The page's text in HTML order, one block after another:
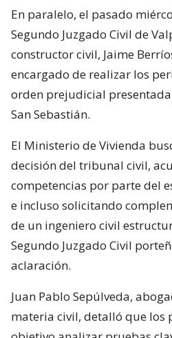
En paralelo, el pasado
Segundo Juzgado Civil de
constructor civil, Jaime
encargado de realizar los
orden prejudicial
San Sebastián.
El Ministerio de Vivienda
decisión del tribunal civil,
competencias por parte del
e incluso solicitando
de un ingeniero civil
Segundo Juzgado Civil
aclaración.
Juan Pablo Sepúlveda,
materia civil, detalló que los